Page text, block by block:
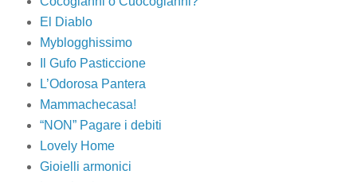
El Diablo
Myblogghissimo
Il Gufo Pasticcione
L’Odorosa Pantera
Mammachecasa!
“NON” Pagare i debiti
Lovely Home
Gioielli armonici